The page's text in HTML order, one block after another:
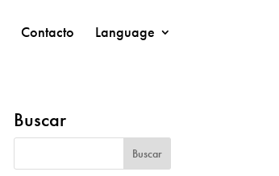
Contacto Language
Buscar